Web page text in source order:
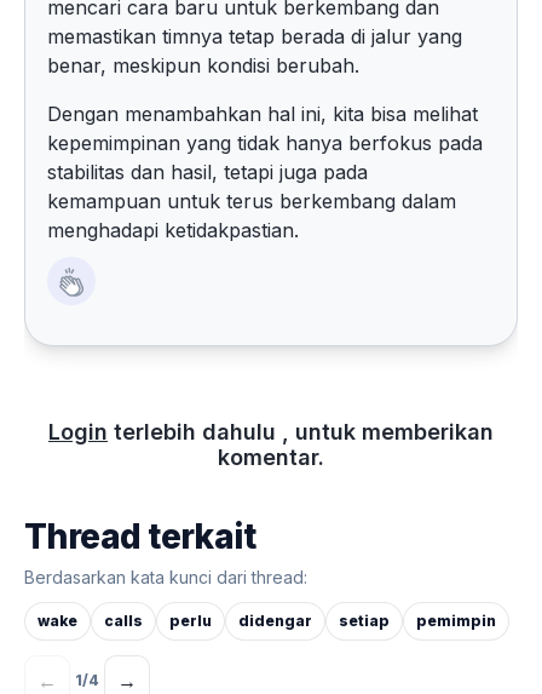
mencari cara baru untuk berkembang dan
memastikan timnya tetap berada di jalur yang
benar, meskipun kondisi berubah.
Dengan menambahkan hal ini, kita bisa melihat
kepemimpinan yang tidak hanya berfokus pada
stabilitas dan hasil, tetapi juga pada
kemampuan untuk terus berkembang dalam
menghadapi ketidakpastian.
Login terlebih dahulu , untuk memberikan
komentar.
Thread terkait
Berdasarkan kata kunci dari thread:
wake calls perlu didengar setiap pemimpin
← 1/4 →